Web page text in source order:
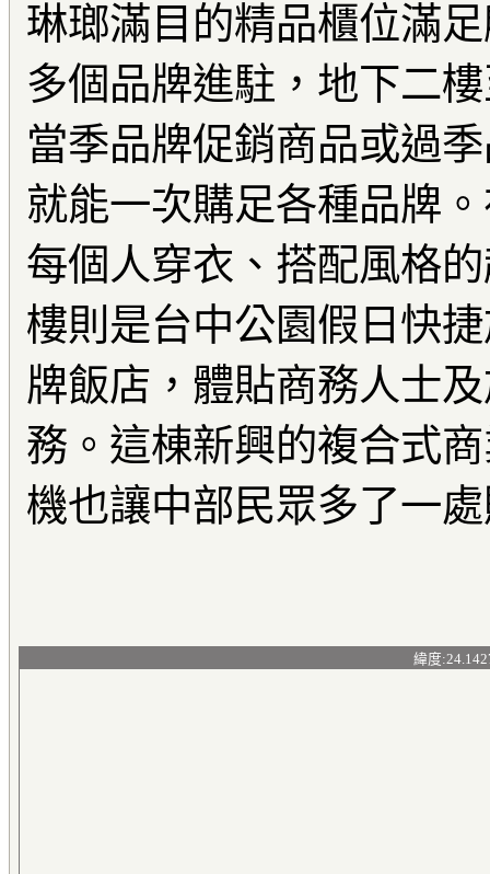
琳瑯滿目的精品櫃位滿
多個品牌進駐，地下二
當季品牌促銷商品或過
就能一次購足各種品牌
每個人穿衣、搭配風格
樓則是台中公園假日快
牌飯店，體貼商務人士
務。這棟新興的複合式
機也讓中部民眾多了一
緯度